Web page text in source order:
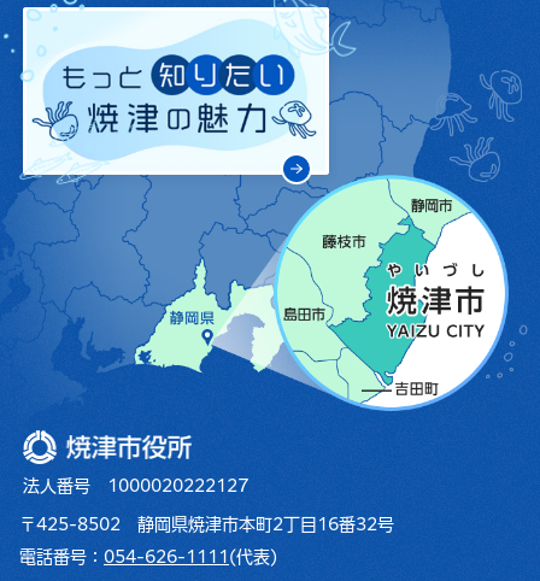
焼津市役所
法人番号 1000020222127
〒425-8502 静岡県焼津市本町2丁目16番32号
電話番号： 054-626-1111 (代表)